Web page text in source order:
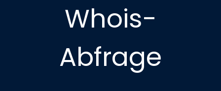
Whois-
Abfrage